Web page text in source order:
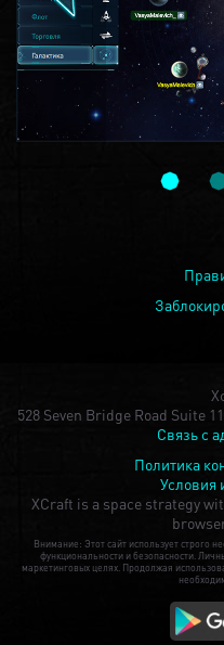
528 Seven Bridge Road Suite
Связь с
Политика
Условия
XCraft is a space strategy
Внимание: Этот сайт использует строго
функциональности и безопасности.
маркетинговых целях. Продолжая